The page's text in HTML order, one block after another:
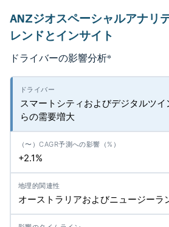
ANZジオスペーシャルアナリ
レンドとインサイト
ドライバーの影響分析*
スマートシティおよびデジタルツ
らの需要増大
+2.1%
オーストラリアおよびニュージーラ